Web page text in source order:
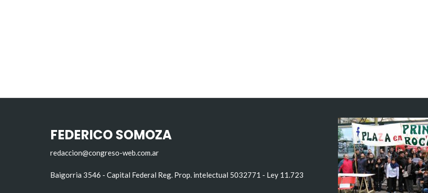
FEDERICO SOMOZA
redaccion@congreso-web.com.ar
Baigorria 3546 - Capital Federal Reg. Prop. intelectual 5032771 - Ley 11.723